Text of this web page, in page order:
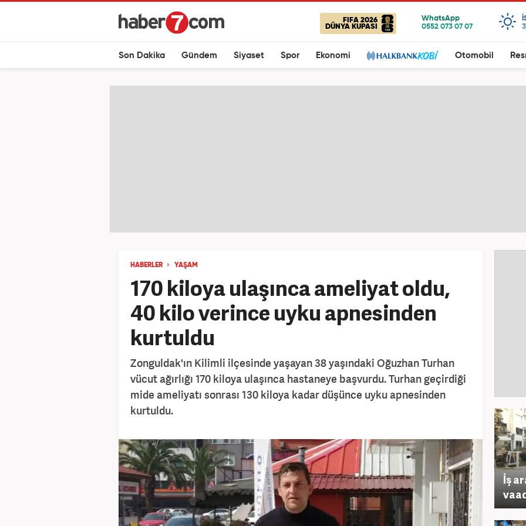
FIFA 2026
DÜNYA KUPASI
Son Dakika Gündem Siyaset Spor Ekonomi Otomobil
HABERLER YAŞAM
170 kiloya ulaşınca ameliyat oldu,
40 kilo verince uyku apnesinden
kurtuldu
Zonguldak'ın Kilimli ilçesinde yaşayan 38 yaşındaki Oğuzhan Turhan
vücut ağırlığı 170 kiloya ulaşınca hastaneye başvurdu. Turhan geçirdiği
mide ameliyatı sonrası 130 kiloya kadar düşünce uyku apnesinden
kurtuldu.
İş